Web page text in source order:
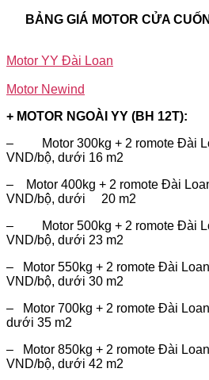
BẢNG GIÁ MOTOR CỬA
Motor YY Đài Loan
Motor Newind
+ MOTOR NGOÀI YY (BH 12T):
– Motor 300kg + 2 romote Đài
VND/bộ, dưới 16 m2
– Motor 400kg + 2 romote Đài
VND/bộ, dưới 20 m2
– Motor 500kg + 2 romote Đài
VND/bộ, dưới 23 m2
– Motor 550kg + 2 romote Đài
VND/bộ, dưới 30 m2
– Motor 700kg + 2 romote Đài
dưới 35 m2
– Motor 850kg + 2 romote Đài
VND/bộ, dưới 42 m2